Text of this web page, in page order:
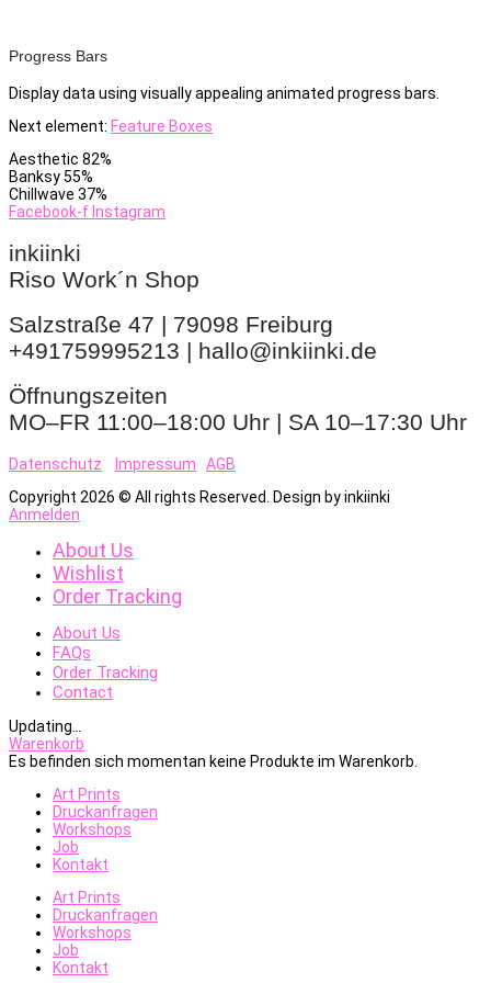
Progress Bars
Display data using visually appealing animated progress bars.
Next element: Feature Boxes
Aesthetic 82%
Banksy55%
Chillwave 37%
Facebook-f Instagram
inkiinki
Riso Work´n Shop
Salzstraße 47 | 79098 Freiburg
+491759995213 | hallo@inkiinki.de
Öffnungszeiten
MO–FR 11:00–18:00 Uhr | SA 10–17:30 Uhr
Datenschutz Impressum
AGB
Copyright 2026 © All rights Reserved. Design by inkiinki
Anmelden
About Us
Wishlist
Order Tracking
About Us
FAQs
Order Tracking
Contact
Updating
Warenkorb
Es befinden sich momentan keine Produkte im Warenkorb.
Art Prints
Druckanfragen
Workshops
Job
Kontakt
Art Prints
Druckanfragen
Workshops
Job
Kontakt